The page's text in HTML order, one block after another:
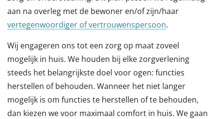
aan na overleg met de bewoner en/of zijn/haar
vertegenwoordiger of vertrouwenspersoon.
Wij engageren ons tot een zorg op maat zoveel
mogelijk in huis. We houden bij elke zorgverlening
steeds het belangrijkste doel voor ogen: functies
herstellen of behouden. Wanneer het niet langer
mogelijk is om functies te herstellen of te behouden,
dan kiezen we voor maximaal comfort in huis. We gaan